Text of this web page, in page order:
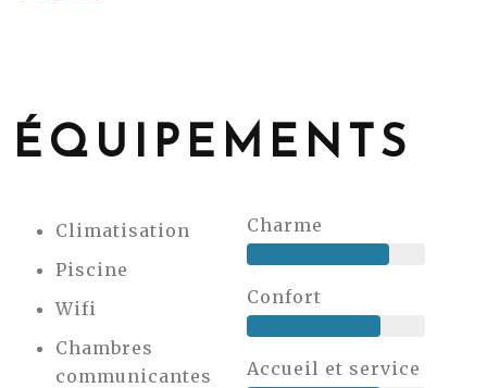
ÉQUIPEMENTS
Climatisation
Piscine
Wifi
Chambres
communicantes
Charme
Confort
Accueil et service